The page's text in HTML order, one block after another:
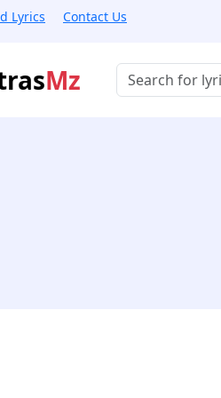
Lyrics Contact Us
Mz Buscar músicas